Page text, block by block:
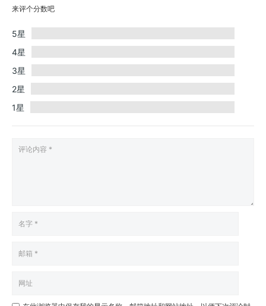
来评个分数吧
5星
4星
3星
2星
1星